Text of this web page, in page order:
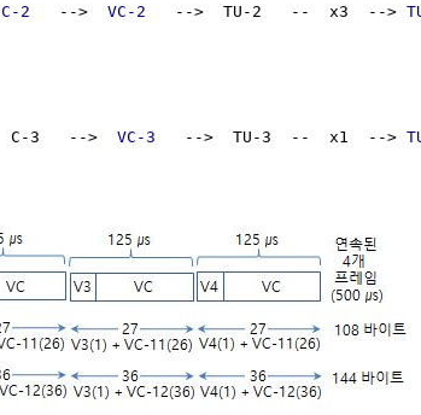
C-2
   -->
VC-2
   -->  TU-2   --  x3  -->
C-3   --> VC-3
   -->  TU-3  --  x1  -->